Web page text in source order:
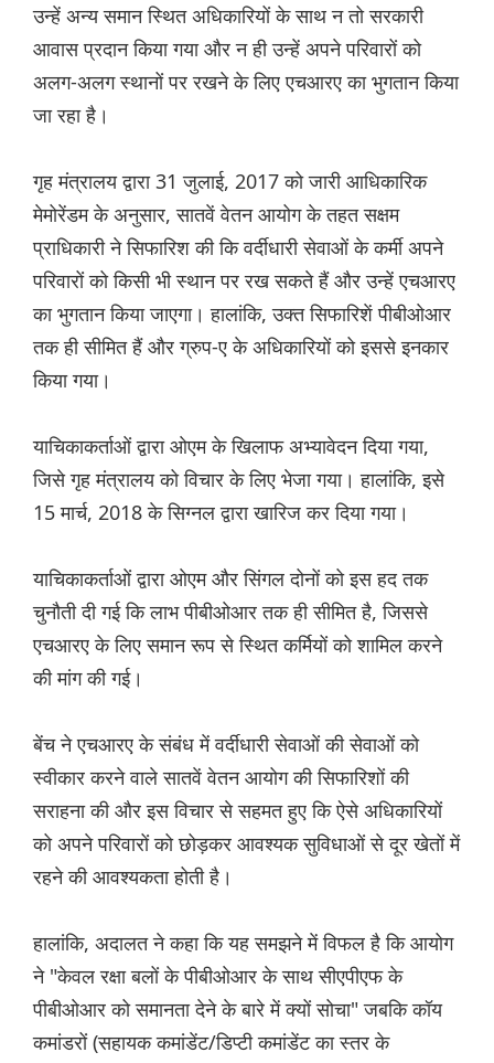
उन्हें अन्य समान स्थित अधिकारियों के साथ न तो सरकारी
आवास प्रदान किया गया और न ही उन्हें अपने परिवारों को
अलग-अलग स्थानों पर रखने के लिए एचआरए का भुगतान किया
जा रहा है।
गृह मंत्रालय द्वारा 31 जुलाई, 2017 को जारी आधिकारिक
मेमोरेंडम के अनुसार, सातवें वेतन आयोग के तहत सक्षम
प्राधिकारी ने सिफारिश की कि वर्दीधारी सेवाओं के कर्मी अपने
परिवारों को किसी भी स्थान पर रख सकते हैं और उन्हें एचआरए
का भुगतान किया जाएगा। हालांकि, उक्त सिफारिशें पीबीओआर
तक ही सीमित हैं और ग्रुप-ए के अधिकारियों को इससे इनकार
किया गया।
याचिकाकर्ताओं द्वारा ओएम के खिलाफ अभ्यावेदन दिया गया,
जिसे गृह मंत्रालय को विचार के लिए भेजा गया। हालांकि, इसे
15 मार्च, 2018 के सिग्नल द्वारा खारिज कर दिया गया।
याचिकाकर्ताओं द्वारा ओएम और सिंगल दोनों को इस हद तक
चुनौती दी गई कि लाभ पीबीओआर तक ही सीमित है, जिससे
एचआरए के लिए समान रूप से स्थित कर्मियों को शामिल करने
की मांग की गई।
बेंच ने एचआरए के संबंध में वर्दीधारी सेवाओं की सेवाओं को
स्वीकार करने वाले सातवें वेतन आयोग की सिफारिशों की
सराहना की और इस विचार से सहमत हुए कि ऐसे अधिकारियों
को अपने परिवारों को छोड़कर आवश्यक सुविधाओं से दूर खेतों में
रहने की आवश्यकता होती है।
हालांकि, अदालत ने कहा कि यह समझने में विफल है कि आयोग
ने "केवल रक्षा बलों के पीबीओआर के साथ सीएपीएफ के
पीबीओआर को समानता देने के बारे में क्यों सोचा" जबकि कॉय
कमांडरों (सहायक कमांडेंट/डिप्टी कमांडेंट का स्तर के